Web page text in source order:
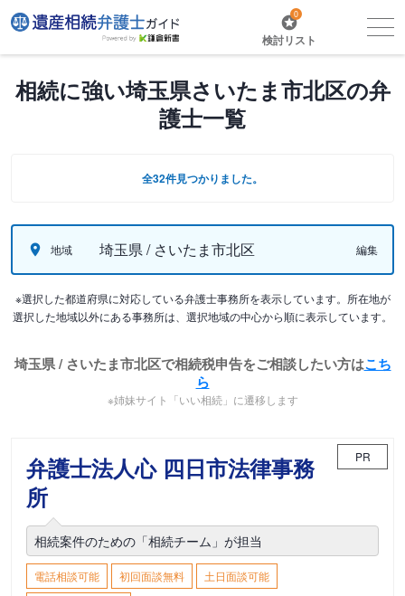
0
検討リスト
相続に強い埼玉県さいたま市北区の弁
護士一覧
全32件見つかりました。
地域 埼玉県 / さいたま市北区 編集
※選択した都道府県に対応している弁護士事務所を表示しています。所在地が
選択した地域以外にある事務所は、選択地域の中心から順に表示しています。
埼玉県 / さいたま市北区で相続税申告をご相談したい方はこち
ら
※姉妹サイト「いい相続」に遷移します
弁護士法人心 四日市法律事務
所
PR
相続案件のための「相続チーム」が担当
電話相談可能 初回面談無料
土日面談可能